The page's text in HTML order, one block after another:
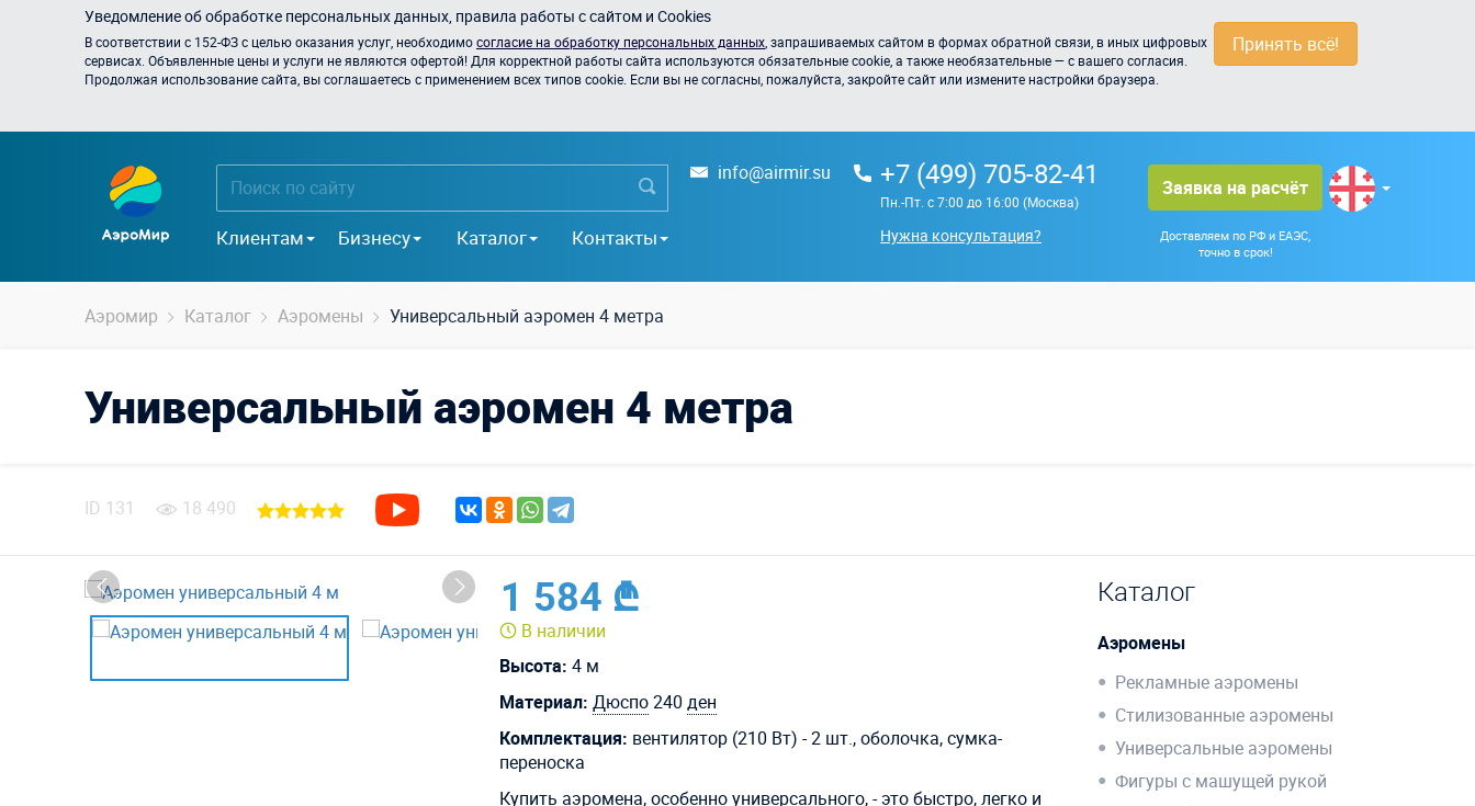
Принять всё!
Уведомление об обработке персональных данных, правила работы с сайтом и Cookies
В соответствии с 152-ФЗ с целью оказания услуг, необходимосогласие на обработку персональных данных , запрашиваемых сайтом в формах обратной связи, в иных цифровых
сервисах. Объявленные цены и услуги не являются офертой! Для корректной работы сайта используются обязательные cookie, а также необязательные — с вашего согласия.
Продолжая использование сайта, вы соглашаетесь с применением всех типов cookie. Если вы не согласны, пожалуйста, закройте сайт или измените настройки браузера.
Клиентам Бизнесу Каталог Контакты
info@airmir.su +7 (499) 705-82-41
Пн.-Пт. с 7:00 до 16:00 (Москва)
Нужна консультация?
Заявка на расчёт
Доставляем по РФ и ЕАЭС,
точно в срок!
Аэромир Каталог Аэромены Универсальный аэромен 4 метра
Универсальный аэромен 4 метра
ID 131 18 490
1 584 ₾
В наличии
Высота: 4 м
Материал: Дюспо240ден
Комплектация: вентилятор (210 Вт) - 2 шт., оболочка, сумка-
переноска
Купить аэромена, особенно универсального, - это быстро, легко и
Каталог
Аэромены
Рекламные аэромены
Стилизованные аэромены
Универсальные аэромены
Фигуры с машущей рукой